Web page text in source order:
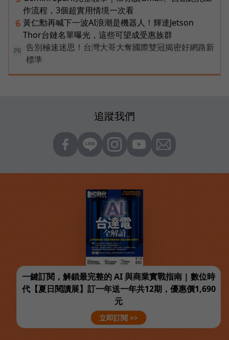
作流程，3個超實用情境一次看
6 黃仁勳再喊下一波AI浪潮是機器人！輝達Jetson
Thor台鏈名單曝光，這些可望成受惠族群
PR
告別極速迷思！台灣大哥大奪國際雙冠揭密好網路新
標準
追蹤我們
一鍵訂閱，解鎖最完整的 AI 與商業實戰指南 | 數位時
代【夏日閱讀展】訂一年送一年共12期，優惠價1,690
元
立即訂閱 >>